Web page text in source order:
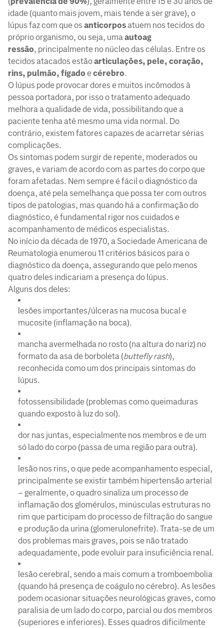
idade (quanto mais jovem, mais tende a ser grave), o
lúpus faz com que osanticorposatuem nos tecidos do
próprio organismo, ou seja, umaautoag
ressão, principalmente no núcleo das células. Entre os
tecidos atacados estãoarticulações, pele, coração,
rins, pulmão, fígado ecérebro.
O lúpus pode provocar dores e muitos incômodos à
pessoa portadora, por isso o tratamento adequado
melhora a qualidade de vida, possibilitando que a
paciente tenha até mesmo uma vida normal. Do
contrário, existem fatores capazes de acarretar sérias
complicações.
Os sintomas podem surgir de repente, moderados ou
graves, e variam de acordo com as partes do corpo que
foram afetadas. Nem sempre é fácil o diagnóstico da
doença, até pela semelhança que possa ter com outros
tipos de patologias, mas quando há a confirmação do
diagnóstico, é fundamental rigor nos cuidados e
acompanhamento de médicos especialistas.
No início da década de 1970, a Sociedade Americana de
Reumatologia enumerou 11 critérios básicos para o
diagnóstico da doença, assegurando que pelo menos
quatro deles indicariam a presença do lúpus.
Alguns dos deles:
lesões importantes/úlceras na mucosa bucal e
mucosite (inflamação na boca).
mancha avermelhada no rosto (na altura do nariz) no
formato da asa de borboleta (buttefly rash),
reconhecida como um dos principais sintomas do
lúpus.
fotossensibilidade (problemas como queimaduras
quando exposto à luz do sol).
dor nas juntas, especialmente nos membros e de um
só lado do corpo (passa de uma região para outra).
lesão nos rins, o que pede acompanhamento especial,
principalmente se existir também hipertensão arterial
– geralmente, o quadro sinaliza um processo de
inflamação dos glomérulos, minúsculas estruturas no
rim que participam do processo de filtração do sangue
e produção da urina (glomerulonefrite). Trata-se de um
dos problemas mais graves, pois se não tratado
adequadamente, pode evoluir para insuficiência renal.
lesão cerebral, sendo a mais comum a tromboembolia
(quando há presença de coágulo no cérebro). As lesões
podem ocasionar situações neurológicas graves, como
paralisia de um lado do corpo, parcial ou dos membros
(superiores e inferiores). Esses quadros dificilmente